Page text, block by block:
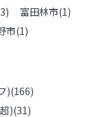
3) 富田林市(1)
市(1)
)(166)
)(31)